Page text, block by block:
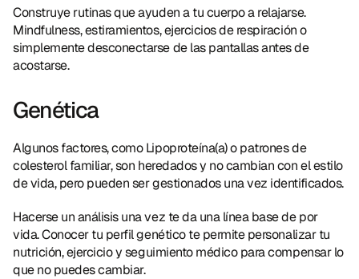
Construye rutinas que ayuden a tu cuerpo a relajarse.
Mindfulness, estiramientos, ejercicios de respiración o
simplemente desconectarse de las pantallas antes de
acostarse.
Genética
Algunos factores, como Lipoproteína(a) o patrones de
colesterol familiar, son heredados y no cambian con el estilo
de vida, pero pueden ser gestionados una vez identificados.
Hacerse un análisis una vez te da una línea base de por
vida. Conocer tu perfil genético te permite personalizar tu
nutrición, ejercicio y seguimiento médico para compensar lo
que no puedes cambiar.